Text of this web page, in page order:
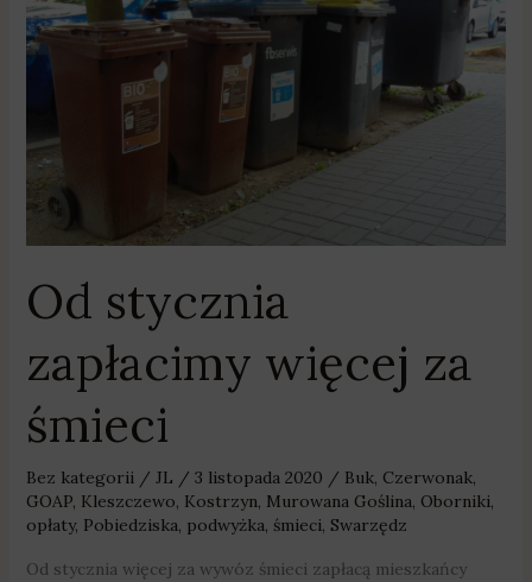
Od stycznia
zapłacimy więcej za
śmieci
Bez kategorii/ JL / 3 listopada 2020 / Buk, Czerwonak,
GOAP, Kleszczewo, Kostrzyn, Murowana Goślina, Oborniki,
opłaty, Pobiedziska, podwyżka, śmieci, Swarzędz
Od stycznia więcej za wywóz śmieci zapłacą mieszkańcy
zapłacimy
więcej